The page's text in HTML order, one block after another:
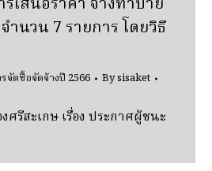
ำนวน 7 รายการ โดยวิธี
จัดซื้อจัดจ้างปี 2566 Bysisaket
ศรีสะเกษ เรื่อง ประกาศผู้ชนะ